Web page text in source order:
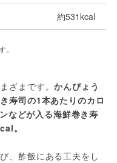
約531kcal
ざまです。かんぴょう
寿司の1本あたりのカロ
などが入る海鮮巻き寿
。
、酢飯にある工夫をし